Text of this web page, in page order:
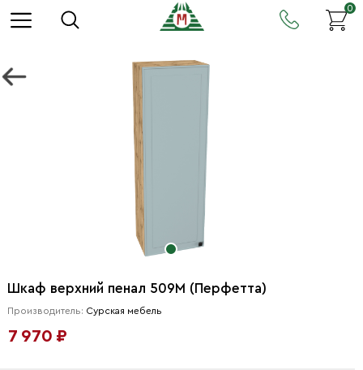
0
Шкаф верхний пенал 509М (Перфетта)
Производитель: Сурская мебель
7 970 ₽